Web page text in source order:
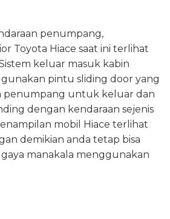
penumpang,
Toyota Hiace saat ini terlihat
keluar masuk kabin
pintu sliding door yang
penumpang untuk keluar dan
dengan kendaraan sejenis
mobil Hiace terlihat
demikian anda tetap bisa
manakala menggunakan